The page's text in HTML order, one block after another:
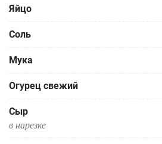
Яйцо
Соль
Мука
Огурец свежий
Сыр
в нарезке